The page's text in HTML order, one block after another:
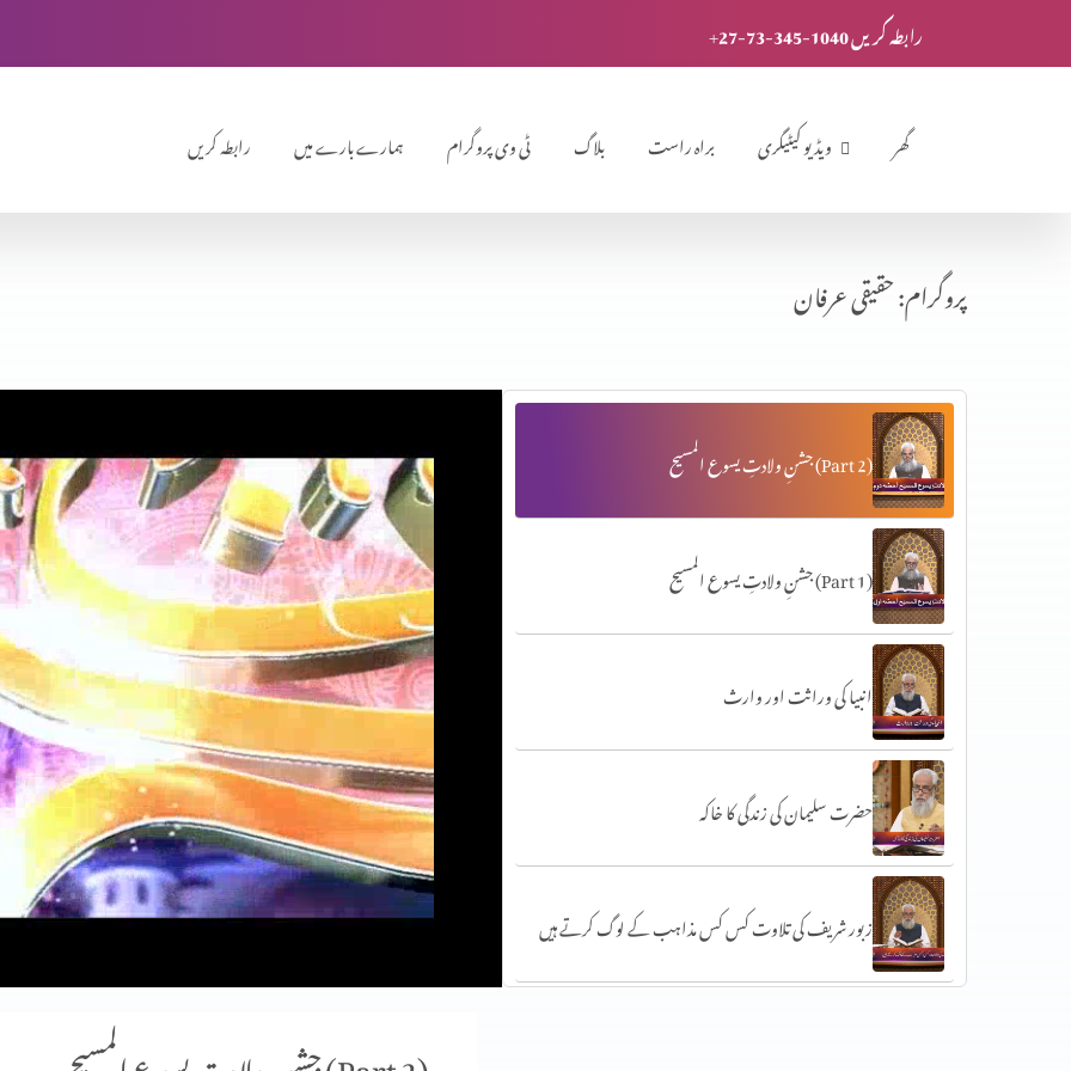
+27-73-345-1040 رابطہ کریں
رابطہ کریں ہمارے بارے میں ٹی وی پروگرام بلاگ براہ راست ویڈیو کیٹیگری گھر
پروگرام: حقیقی عرفان
جشنِ ولادتِ یسوع المسیح (Part 2)
جشنِ ولادتِ یسوع المسیح (Part 1)
انبیا کی وراثت اور وارث
حضرت سلیمان کی زندگی کا خاکہ
زبور شریف کی تلاوت کس کس مذاہب کے لوگ کرتے ہیں